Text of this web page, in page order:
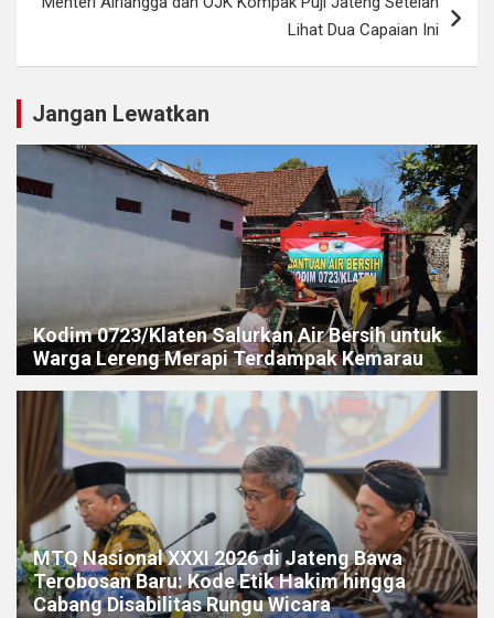
Lihat Dua Capaian Ini
Jangan Lewatkan
Kodim 0723/Klaten Salurkan Air Bersih untuk
Warga Lereng Merapi Terdampak Kemarau
MTQ Nasional XXXI 2026 di Jateng Bawa
Terobosan Baru: Kode Etik Hakim hingga
Cabang Disabilitas Rungu Wicara